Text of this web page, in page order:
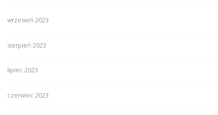
wrzesień 2023
sierpień 2023
lipiec 2023
czerwiec 2023